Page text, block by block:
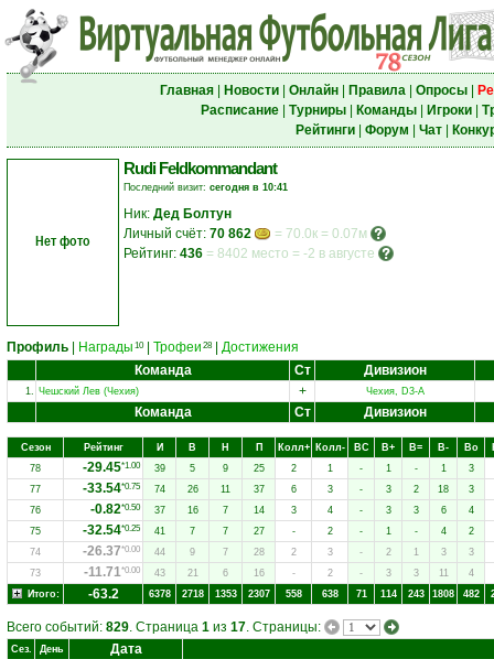
Главная| Новости| Онлайн| Правила| Опросы|
Расписание| Турниры| Команды| Игроки|
Рейтинги| Форум Чат|
Нет фото
Rudi Feldkommandant
Последний визит: сегодня в 10:41
Ник: Дед Болтун
Личный счёт: 70 862
= 70.0к = 0.07м
Рейтинг: 436 = 8402 место = -2 в августе
Профиль Награды 10| Трофеи 28
Достижения
Команда
Ст Дивизион
1. Чешский Лев (Чехия) + Чехия, D3-A
Команда Ст Дивизион
Сезон Рейтинг И В Н П Колл+ Колл- ВC В+ В= В- Вo
78
-29.45*1.00 39 5 9 25 2 1 - 1 - 1
3
77
-33.54*0.75 74 26 11 37 6 3 - 3 2 18
3
76
-0.82*0.50 37 16 7 14 3 4 - 3 3 6
4
75
-32.54*0.25 41 7 7 27 - 2 - 1 - 4
2
74
-26.37*0.00 44 9 7 28 2 3 - 2 1 3
3
73
-11.71*0.00 43 21 6 16 - 2 - 3 3 11
4
Итого:
-63.2 6378 2718 1353 2307 558 638 71 114 243 1808 482
Всего событий: 829. Страница 1 из 17. Страницы:
Сез. День Дата